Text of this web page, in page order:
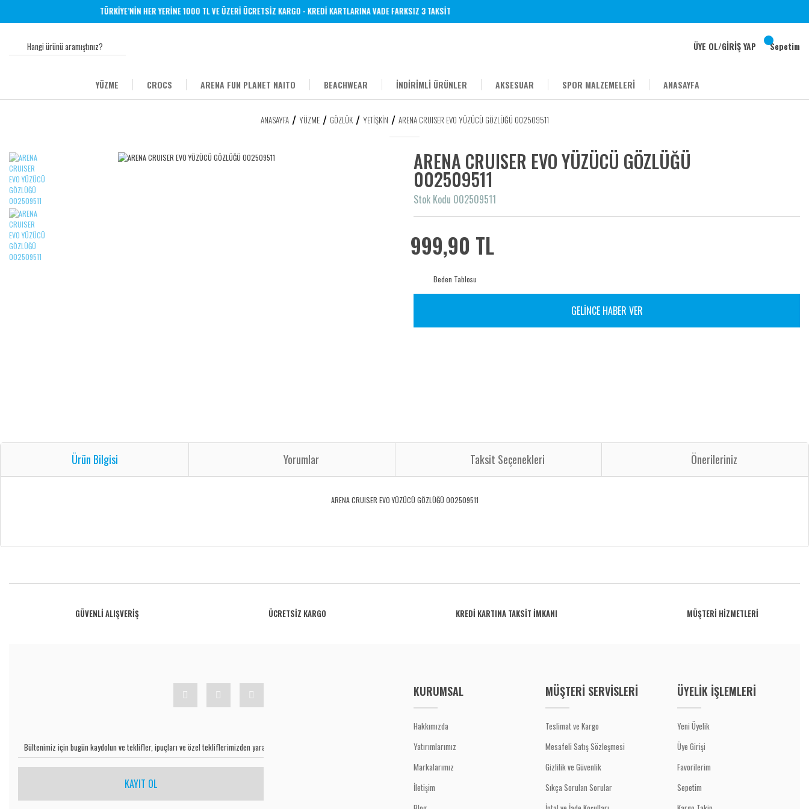
TÜRKİYE’NİN HER YERİNE 1000 TL VE ÜZERİ ÜCRETSİZ KARGO - KREDİ KARTLARINA VADE FARKSIZ 3 TAKSİT
ÜYE OL/GİRİŞ YAP Sepetim
YÜZME CROCS ARENA FUN PLANET NAITO BEACHWEAR İNDİRİMLİ ÜRÜNLER AKSESUAR SPOR MALZEMELERİ ANASAYFA
ANASAYFA YÜZME GÖZLÜK YETIŞKIN ARENA CRUISER EVO YÜZÜCÜ GÖZLÜĞÜ 002509511
ARENA CRUISER EVO YÜZÜCÜ GÖZLÜĞÜ
002509511
Stok Kodu 002509511
999,90 TL
Beden Tablosu
GELİNCE HABER VER
Ürün Bilgisi Yorumlar Taksit Seçenekleri Önerileriniz
ARENA CRUISER EVO YÜZÜCÜ GÖZLÜĞÜ 002509511
Görüş ve önerileriniz için teşekkür ederiz.
Ürün resmi kalitesiz, bozuk veya görüntülenemiyor.
GÜVENLİ ALIŞVERİŞ ÜCRETSİZ KARGO KREDİ KARTINA TAKSİT İMKANI MÜŞTERİ HİZMETLERİ
KAYIT OL
KURUMSAL
Hakkımızda
Yatırımlarımız
Markalarımız
İletişim
MÜŞTERİ SERVİSLERİ
Teslimat ve Kargo
Mesafeli Satış Sözleşmesi
Gizlilik ve Güvenlik
Sıkça Sorulan Sorular
ÜYELİK İŞLEMLERİ
Yeni Üyelik
Üye Girişi
Favorilerim
Sepetim